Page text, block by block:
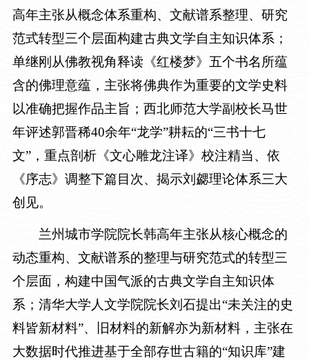
高年主张从概念体系重构、文献谱系整理、研究
范式转型三个层面构建古典文学自主知识体系；
单继刚从佛教视角释读《红楼梦》五个书名所蕴
含的佛理意蕴，主张将佛典作为重要的文学史料
以准确把握作品主旨；西北师范大学副校长马世
年评述郭晋稀40余年“龙学”耕耘的“三书十七
文”，重点剖析《文心雕龙注译》校注精当、依
《序志》调整下篇目次、揭示刘勰理论体系三大
创见。
兰州城市学院院长韩高年主张从核心概念的
动态重构、文献谱系的整理与研究范式的转型三
个层面，构建中国气派的古典文学自主知识体
系；清华大学人文学院院长刘石提出“未关注的史
料皆新材料”、旧材料的新解亦为新材料，主张在
大数据时代推进基于全部存世古籍的“知识库”建